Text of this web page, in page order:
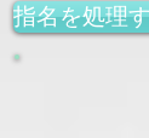
指名を処理